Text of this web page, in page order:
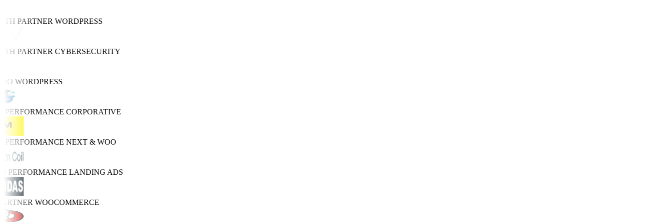
PARTNERWORDPRESS
PARTNERCYBERSECURITY
WORDPRESS
CORPORATIVE
NEXT & WOO
PERFORMANCELANDING ADS
WOOCOMMERCE